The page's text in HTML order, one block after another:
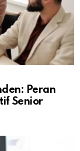
Peran
Senior